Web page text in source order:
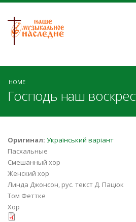
HOME
Господь наш воскрес
Оригинал: Український варіант
Пасхальные
Смешанный хор
Женский хор
Линда Джонсон, рус. текст Д. Пацюк
Том Феттке
Хор